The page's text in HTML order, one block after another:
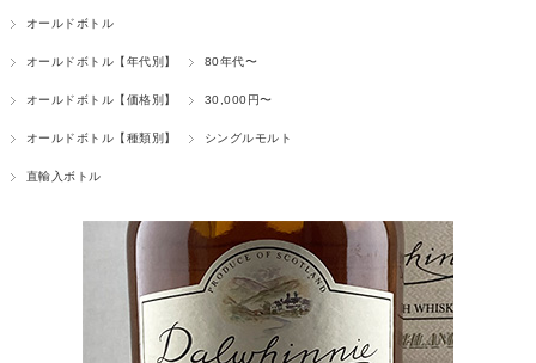
オールドボトル
オールドボトル【年代別】 80年代〜
オールドボトル【価格別】 30,000円〜
オールドボトル【種類別】 シングルモルト
直輸入ボトル